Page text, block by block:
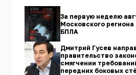
За первую неделю
Московского
БПЛА
Дмитрий Гусев
правительство
смягчении
передних боковых